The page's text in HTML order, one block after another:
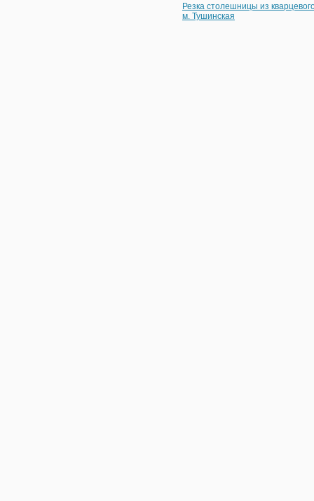
Резка столешницы из
м. Тушинская